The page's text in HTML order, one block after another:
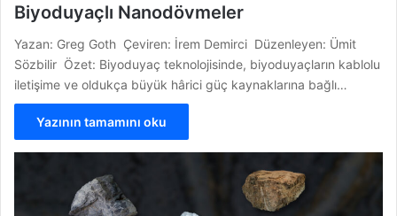
Biyoduyaçlı Nanodövmeler
Yazan: Greg Goth Çeviren: İrem Demirci Düzenleyen: Ümit
Sözbilir Özet: Biyoduyaç teknolojisinde, biyoduyaçların kablolu
iletişime ve oldukça büyük hârici güç kaynaklarına bağlı…
Yazının tamamını oku